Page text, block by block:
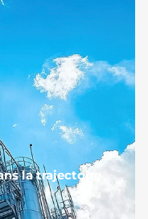
la trajectoire